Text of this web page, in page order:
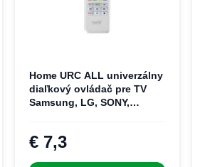
Home URC ALL univerzálny
diaľkový ovládač pre TV
Samsung, LG, SONY,
Grundig, kompatibilný s 3D
€ 7,3